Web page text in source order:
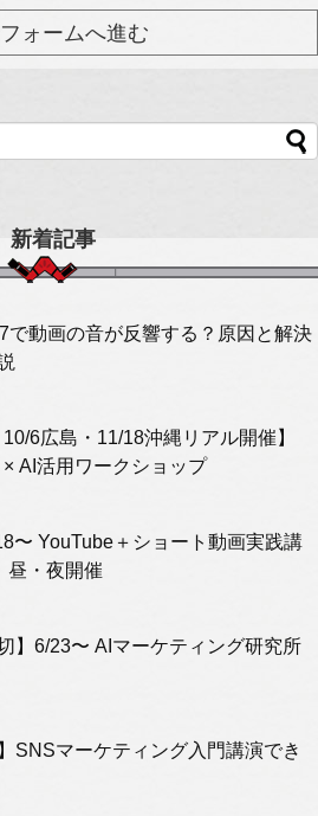
新着記事
で動画の音が反響する？原因と解決
10/6広島・11/18沖縄リアル開催】
AI活用ワークショップ
〜 YouTube＋ショート動画実践講
昼・夜開催
】6/23〜 AIマーケティング研究所
SNSマーケティング入門講演でき